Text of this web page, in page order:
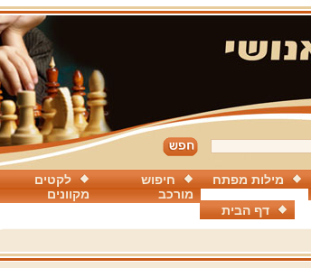
לקטים
מקוונים
חיפוש
מורכב
מילות מפתח
דף הבית